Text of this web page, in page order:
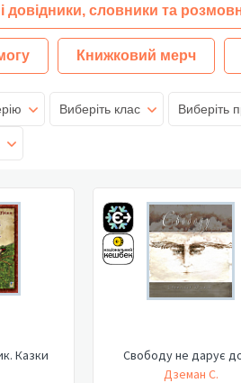
довідники, словники та
Книжковий мерч
Виберіть клас Виберіть
Казки
Свободу не дарує
Дземан С.